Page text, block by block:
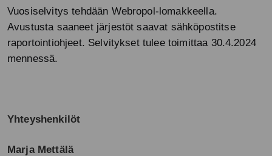
Vuosiselvitys tehdään Webropol-lomakkeella.
Avustusta saaneet järjestöt saavat sähköpostitse
raportointiohjeet. Selvitykset tulee toimittaa 30.4.2024
mennessä.
Yhteyshenkilöt
Marja Mettälä